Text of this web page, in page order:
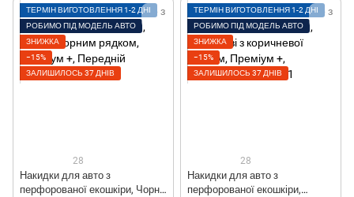
ТЕРМІН ВИГОТОВЛЕННЯ 1-2 ДНІ
РОБИМО ПІД МОДЕЛЬ АВТО
ЗНИЖКА
−15%
ЗАЛИШИЛОСЬ 37 ДНІВ
28
Накидки для авто з
перфорованої екошкіри, Чорні
ТЕРМІН ВИГОТОВЛЕННЯ 1-2 ДНІ
РОБИМО ПІД МОДЕЛЬ АВТО
ЗНИЖКА
−15%
ЗАЛИШИЛОСЬ 37 ДНІВ
28
Накидки для авто з
перфорованої екошкіри,